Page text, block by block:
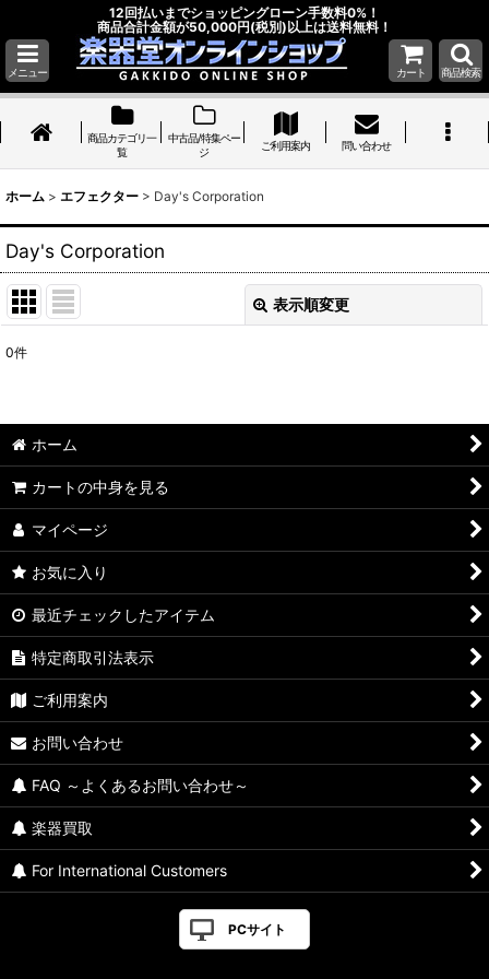
12回払いまでショッピングローン手数料0%！
商品合計金額が50,000円(税別)以上は送料無料！
メニュー カート 商品検索
商品カテゴリ一
覧
中古品/特集ペー
ジ
ご利用案内 問い合わせ
ホーム > エフェクター > Day's Corporation
Day's Corporation
表示順変更
並び順:
0件
ホーム
カートの中身を見る
マイページ
お気に入り
最近チェックしたアイテム
特定商取引法表示
ご利用案内
お問い合わせ
FAQ ～よくあるお問い合わせ～
楽器買取
For International Customers
PCサイト